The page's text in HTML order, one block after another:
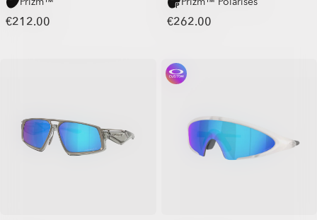
€212.00 €262.00